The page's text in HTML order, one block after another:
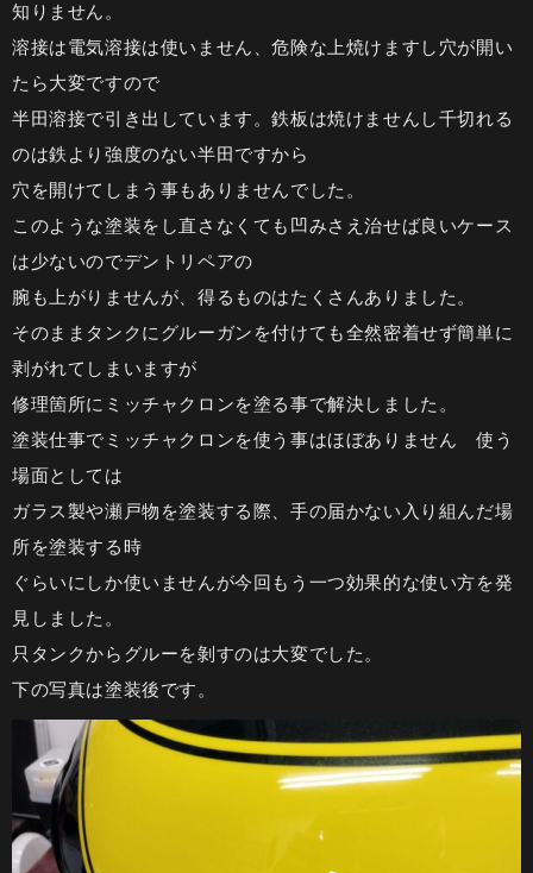
知りません。
溶接は電気溶接は使いません、危険な上焼けますし穴が開い
たら大変ですので
半田溶接で引き出しています。鉄板は焼けませんし千切れる
のは鉄より強度のない半田ですから
穴を開けてしまう事もありませんでした。
このような塗装をし直さなくても凹みさえ治せば良いケース
は少ないのでデントリペアの
腕も上がりませんが、得るものはたくさんありました。
そのままタンクにグルーガンを付けても全然密着せず簡単に
剥がれてしまいますが
修理箇所にミッチャクロンを塗る事で解決しました。
塗装仕事でミッチャクロンを使う事はほぼありません 使う
場面としては
ガラス製や瀬戸物を塗装する際、手の届かない入り組んだ場
所を塗装する時
ぐらいにしか使いませんが今回もう一つ効果的な使い方を発
見しました。
只タンクからグルーを剝すのは大変でした。
下の写真は塗装後です。